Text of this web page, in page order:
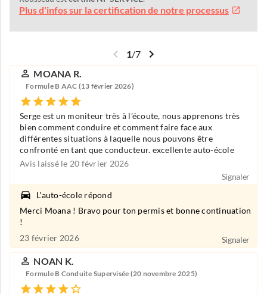
Plus d'infos sur la certification de notre processus
1/7
MOANA R.
Formule B AAC (13 février 2026)
Serge est un moniteur très à l’écoute, nous apprenons très
bien comment conduire et comment faire face aux
différentes situations à laquelle nous pouvons être
confronté en tant que conducteur. excellente auto-école
Avis laissé le 20 février 2026
Signaler
L'auto-école répond
Merci Moana ! Bravo pour ton permis et bonne continuation
!
23 février 2026
Signaler
NOAN K.
Formule B Conduite Supervisée (20 novembre 2025)